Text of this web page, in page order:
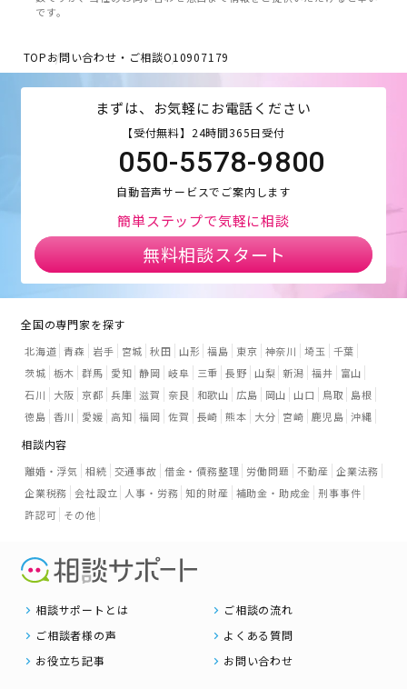
です。
TOPお問い合わせ・ご相談O10907179
まずは、お気軽にお電話ください
【受付無料】24時間365日受付
050-5578-9800
自動音声サービスでご案内します
簡単ステップで気軽に相談
無料相談スタート
全国の専門家を探す
北海道 青森 岩手 宮城 秋田 山形 福島 東京 神奈川 埼玉
千葉
茨城 栃木 群馬 愛知 静岡 岐阜 三重 長野 山梨 新潟 福井
富山
石川
大阪 京都 兵庫 滋賀 奈良 和歌山 広島 岡山 山口 鳥取
島根
徳島 香川 愛媛 高知 福岡 佐賀 長崎 熊本 大分 宮崎 鹿児島 沖縄
相談内容
離婚・浮気 相続 交通事故 借金・債務整理 労働問題 不動産 企業法務
企業税務 会社設立 人事・労務 知的財産 補助金・助成金 刑事事件
許認可 その他
相談サポートとは
ご相談の流れ
ご相談者様の声
よくある質問
お役立ち記事
お問い合わせ